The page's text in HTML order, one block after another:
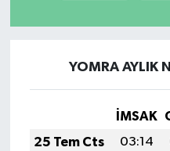
YOMRA AYLIK
İMSAK
25 Tem Cts
03:14